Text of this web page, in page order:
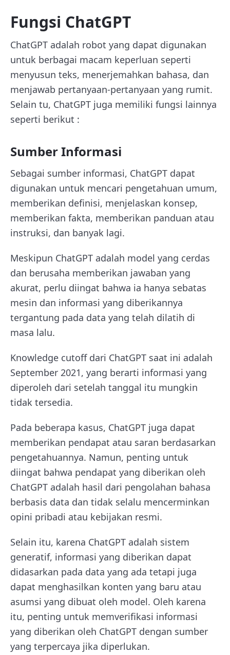
Fungsi ChatGPT
ChatGPT adalah robot yang dapat digunakan
untuk berbagai macam keperluan seperti
menyusun teks, menerjemahkan bahasa, dan
menjawab pertanyaan-pertanyaan yang rumit.
Selain tu, ChatGPT juga memiliki fungsi lainnya
seperti berikut :
Sumber Informasi
Sebagai sumber informasi, ChatGPT dapat
digunakan untuk mencari pengetahuan umum,
memberikan definisi, menjelaskan konsep,
memberikan fakta, memberikan panduan atau
instruksi, dan banyak lagi.
Meskipun ChatGPT adalah model yang cerdas
dan berusaha memberikan jawaban yang
akurat, perlu diingat bahwa ia hanya sebatas
mesin dan informasi yang diberikannya
tergantung pada data yang telah dilatih di
masa lalu.
Knowledge cutoff dari ChatGPT saat ini adalah
September 2021, yang berarti informasi yang
diperoleh dari setelah tanggal itu mungkin
tidak tersedia.
Pada beberapa kasus, ChatGPT juga dapat
memberikan pendapat atau saran berdasarkan
pengetahuannya. Namun, penting untuk
diingat bahwa pendapat yang diberikan oleh
ChatGPT adalah hasil dari pengolahan bahasa
berbasis data dan tidak selalu mencerminkan
opini pribadi atau kebijakan resmi.
Selain itu, karena ChatGPT adalah sistem
generatif, informasi yang diberikan dapat
didasarkan pada data yang ada tetapi juga
dapat menghasilkan konten yang baru atau
asumsi yang dibuat oleh model. Oleh karena
itu, penting untuk memverifikasi informasi
yang diberikan oleh ChatGPT dengan sumber
yang terpercaya jika diperlukan.